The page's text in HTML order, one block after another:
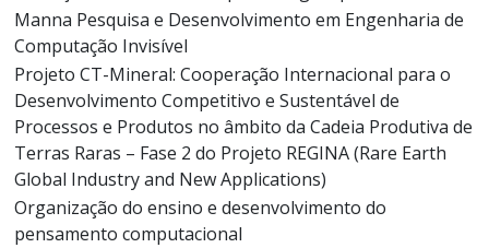
Manna Pesquisa e Desenvolvimento em Engenharia de
Computação Invisível
Projeto CT-Mineral: Cooperação Internacional para o
Desenvolvimento Competitivo e Sustentável de
Processos e Produtos no âmbito da Cadeia Produtiva de
Terras Raras – Fase 2 do Projeto REGINA (Rare Earth
Global Industry and New Applications)
Organização do ensino e desenvolvimento do
pensamento computacional